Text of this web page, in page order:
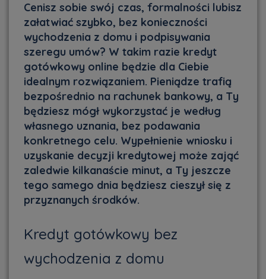
Cenisz sobie swój czas, formalności lubisz
załatwiać szybko, bez konieczności
wychodzenia z domu i podpisywania
szeregu umów? W takim razie kredyt
gotówkowy online będzie dla Ciebie
idealnym rozwiązaniem. Pieniądze trafią
bezpośrednio na rachunek bankowy, a Ty
będziesz mógł wykorzystać je według
własnego uznania, bez podawania
konkretnego celu. Wypełnienie wniosku i
uzyskanie decyzji kredytowej może zająć
zaledwie kilkanaście minut, a Ty jeszcze
tego samego dnia będziesz cieszył się z
przyznanych środków.
Kredyt gotówkowy bez
wychodzenia z domu